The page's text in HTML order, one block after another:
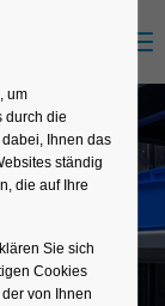
leider
leider
leider
um
durch die
Ihnen das
ständig
die auf Ihre
Sie sich
Cookies
von Ihnen